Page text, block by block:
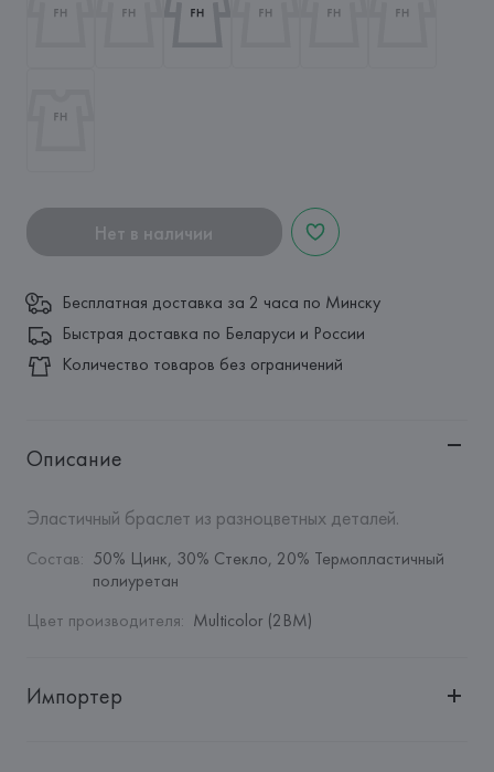
Нет в наличии
Бесплатная доставка за 2 часа по Минску
Быстрая доставка по Беларуси и России
Количество товаров без ограничений
Описание
Эластичный браслет из разноцветных деталей.
Состав: 50% Цинк, 30% Стекло, 20% Термопластичный
полиуретан
Цвет производителя: Multicolor (2BM)
Импортер